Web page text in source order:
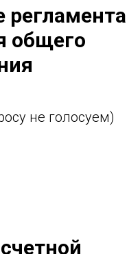
регламента
общего
не голосуем)